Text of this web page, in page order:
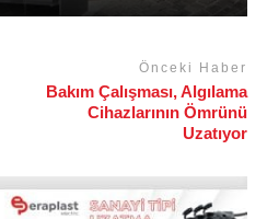
Önceki Haber
Bakım Çalışması, Algılama
Cihazlarının Ömrünü
Uzatıyor